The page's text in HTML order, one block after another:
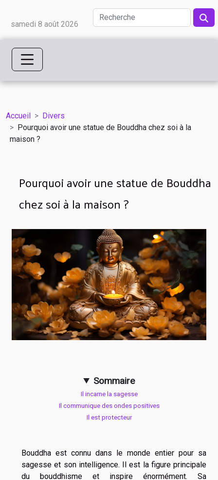
samedi 8 août 2026
Accueil
Divers
Pourquoi avoir une statue de Bouddha chez soi à la
maison ?
Pourquoi avoir une statue de Bouddha
chez soi à la maison ?
Sommaire
Il incarne la sagesse
Il communique des ondes positives
Il est protecteur
Bouddha est connu dans le monde entier pour sa
sagesse et son intelligence. Il est la figure principale
du bouddhisme et inspire énormément. Sa